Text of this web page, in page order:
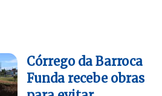
Córrego da Barroca
Funda recebe obras